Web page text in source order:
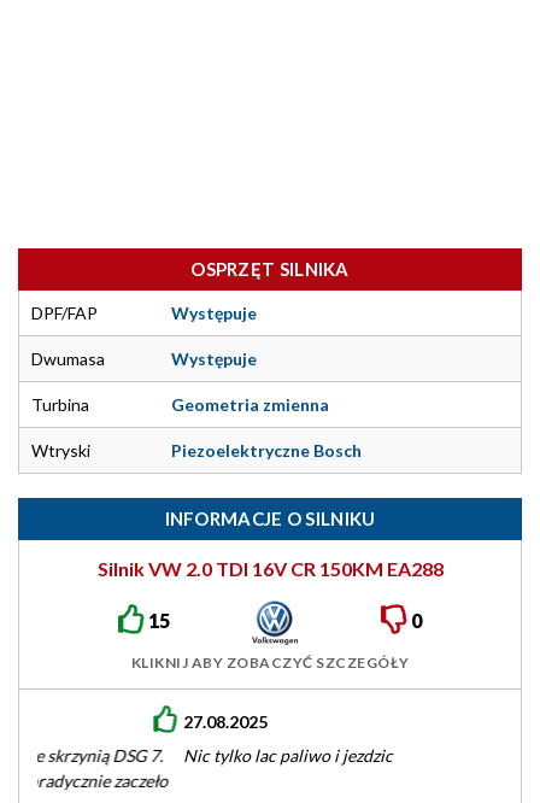
OSPRZĘT SILNIKA
DPF/FAP Występuje
Dwumasa Występuje
Turbina Geometria zmienna
Wtryski Piezoelektryczne Bosch
INFORMACJE O SILNIKU
Silnik VW 2.0 TDI 16V CR 150KM EA288
15 0
KLIKNIJ ABY ZOBACZYĆ SZCZEGÓŁY
Nic tylko lac paliwo i jezdzic